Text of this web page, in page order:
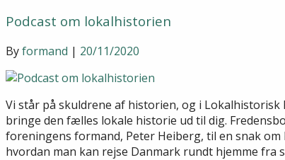
Podcast om lokalhistorien
Byformand | 20/11/2020
Vi står på skuldrene af historien, og i
bringe den fælles lokale historie ud til dig.
foreningens formand, Peter Heiberg, til en snak
hvordan man kan rejse Danmark rundt hjemme fra